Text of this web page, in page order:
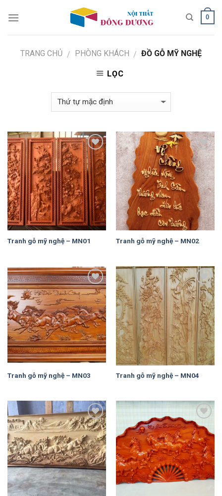
0
TRANG CHỦ / PHÒNG KHÁCH / ĐỒ GỖ MỸ NGHỆ
LỌC
Add to
Wishlist
Tranh gỗ mỹ nghệ – MN01
Add to
Wishlist
Tranh gỗ mỹ nghệ – MN02
Add to
Wishlist
Tranh gỗ mỹ nghệ – MN03
Add to
Wishlist
Tranh gỗ mỹ nghệ – MN04
Add to
Wishlist
Add to
Wishlist